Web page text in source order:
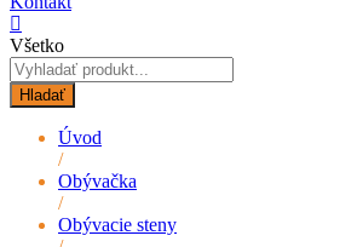
Všetko
Hladať
Úvod
/
Obývačka
/
Obývacie steny